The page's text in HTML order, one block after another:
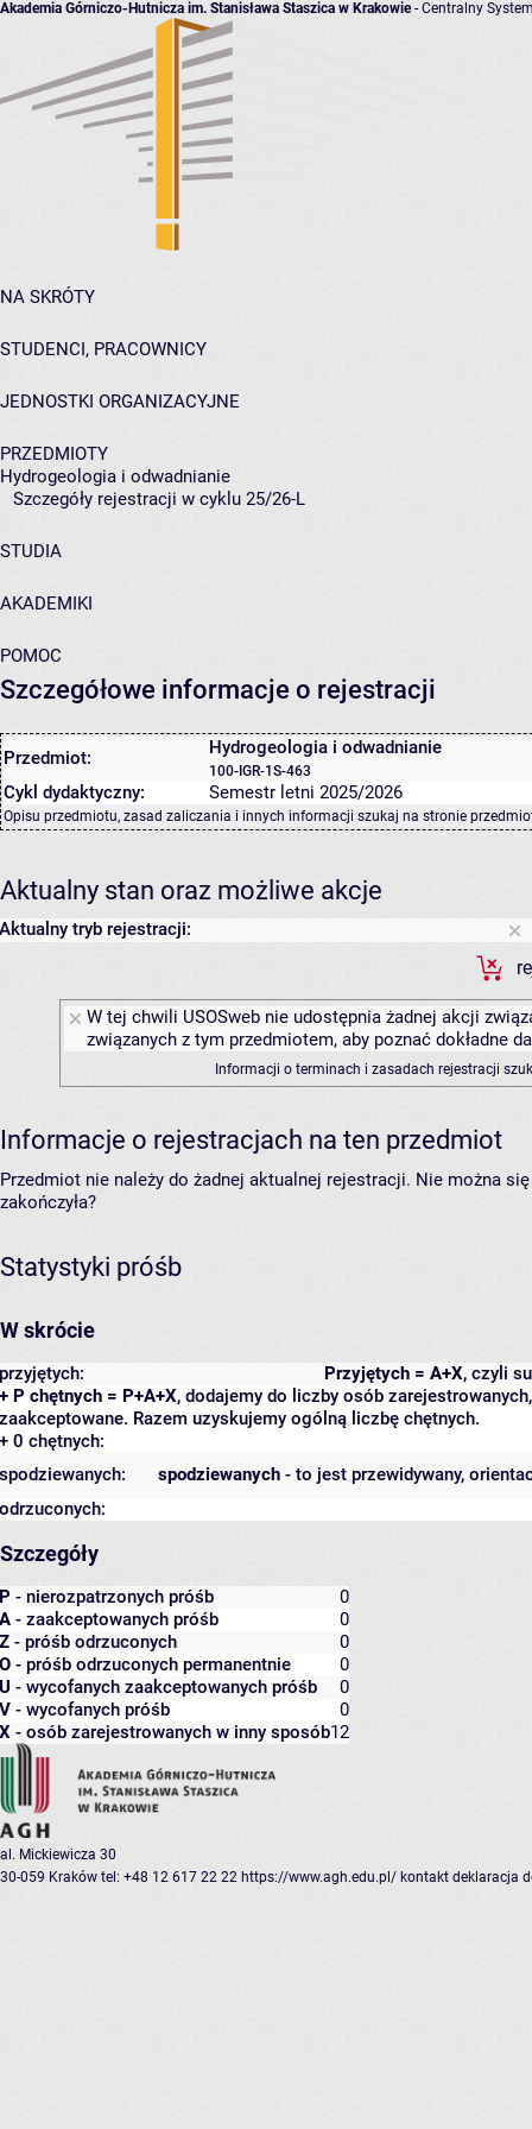
Akademia Górniczo-Hutnicza im. Stanisława Staszica w Krakowie- Centralny
NA SKRÓTY
STUDENCI, PRACOWNICY
JEDNOSTKI ORGANIZACYJNE
PRZEDMIOTY
Hydrogeologia i odwadnianie
Szczegóły rejestracji w cyklu 25/26-L
STUDIA
AKADEMIKI
POMOC
Szczegółowe informacje o rejestracji
Przedmiot: Hydrogeologia i odwadnianie
100-IGR-1S-463
Cykl dydaktyczny: Semestr letni 2025/2026
Opisu przedmiotu, zasad zaliczania i innych informacji szukaj na stronie
Aktualny stan oraz możliwe akcje
Aktualny tryb rejestracji:
W tej chwili USOSweb nie udostępnia żadnej akcji
związanych z tym przedmiotem, aby poznać dokładne
Informacji o terminach i zasadach rejestracji
Informacje o rejestracjach na ten przedmiot
Przedmiot nie należy do żadnej aktualnej rejestracji. Nie można
zakończyła?
Statystyki próśb
W skrócie
Przyjętych = A+X, czyli
przyjętych:
+ P chętnych = P+A+X, dodajemy do liczby osób
zaakceptowane. Razem uzyskujemy ogólną liczbę chętnych.
+ 0 chętnych:
spodziewanych - to jest przewidywany,
spodziewanych:
odrzuconych:
Szczegóły
P - nierozpatrzonych próśb
0
A - zaakceptowanych próśb
0
Z - próśb odrzuconych
0
O - próśb odrzuconych permanentnie
0
U - wycofanych zaakceptowanych próśb
0
V - wycofanych próśb
0
X - osób zarejestrowanych w inny sposób12
al. Mickiewicza 30
30-059 Kraków tel: +48 12 617 22 22 https://www.agh.edu.pl/ kontakt deklaracja